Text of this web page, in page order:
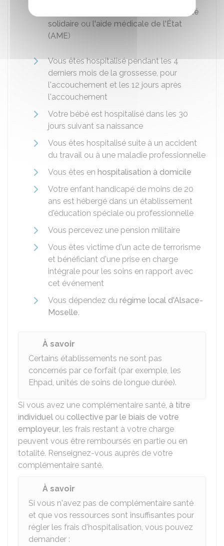
complémentaire santé
solidaire ou l'aide médicale de l'État
(AME)
Vous êtes hospitalisé pendant les 4
derniers mois de la grossesse, pour
l'accouchement et les 12 jours après
l'accouchement
Votre bébé est hospitalisé dans les 30
jours suivant sa naissance
Vous êtes hospitalisé suite à un accident
du travail ou à une maladie professionnelle
Vous êtes en hospitalisation à domicile
Votre enfant handicapé de moins de 20
ans est hébergé dans un établissement
d'éducation spéciale ou professionnelle
Vous percevez une pension militaire
Vous êtes victime d'un acte de terrorisme
et bénéficiant d'une prise en charge
intégrale pour les soins en rapport avec
cet événement
Vous dépendez du régime local d'Alsace-
Moselle.
À savoir
Certains établissements ne sont pas
concernés par ce forfait (par exemple, les
Ehpad, unités de soins de longue durée).
Si vous avez une complémentaire santé, à titre
individuel ou collective par le biais de votre
employeur, les frais restant à votre charge
peuvent vous être remboursés en partie ou en
totalité. Renseignez-vous auprès de votre
complémentaire santé.
À savoir
Si vous n'avez pas de complémentaire santé
et que vos ressources sont insuffisantes pour
régler les frais d'hospitalisation, vous pouvez
demander :